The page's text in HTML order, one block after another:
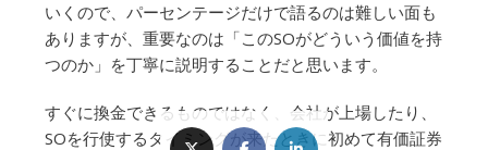
いくので、パーセンテージだけで語るのは難しい面も
ありますが、重要なのは「このSOがどういう価値を持
つのか」を丁寧に説明することだと思います。
すぐに換金できるものではなく、会社が上場したり、
SOを行使するタイミングが来たときに初めて有価証券